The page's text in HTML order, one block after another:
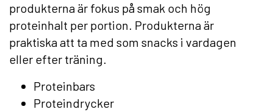
produkterna är fokus på smak och hög
proteinhalt per portion. Produkterna är
praktiska att ta med som snacks i vardagen
eller efter träning.
Proteinbars
Proteindrycker